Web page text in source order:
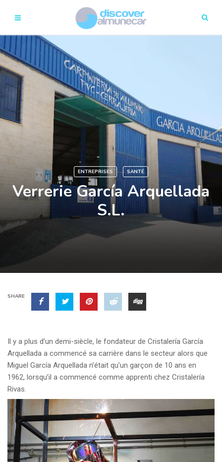
ENTREPRISES SANTÉ
Verrerie García Arquellada
S.L.
SHARE
Il y a plus d’un demi-siècle, le fondateur de Cristalería García
Arquellada a commencé sa carrière dans le secteur alors que
Miguel García Arquellada n’était qu’un garçon de 10 ans en
1962, lorsqu’il a commencé comme apprenti chez Cristalería
Rivas.